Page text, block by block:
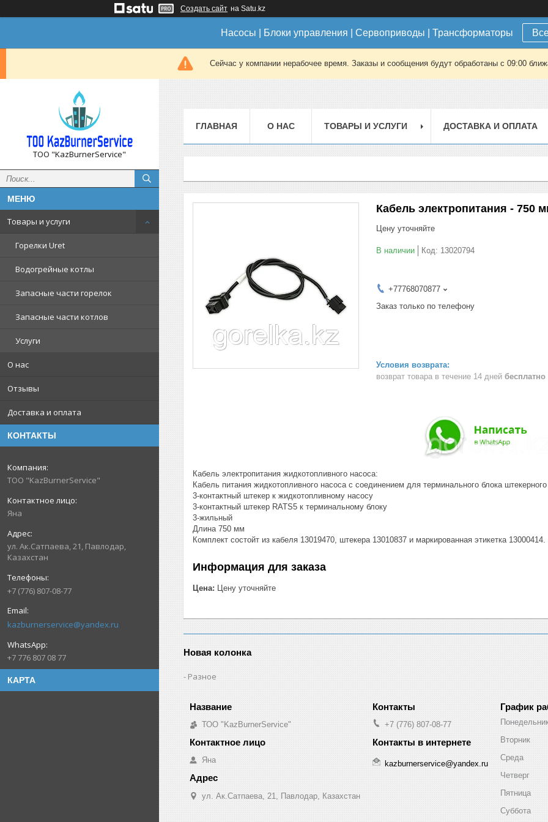
Создать сайт на Satu.kz
Насосы | Блоки управления | Сервоприводы | Трансформаторы
Сейчас у компании нерабочее время. Заказы и сообщения будут обработаны с 09:00
ТОО "KazBurnerService"
Товары и услуги
Горелки Uret
Водогрейные котлы
Запасные части горелок
Запасные части котлов
Услуги
О нас
Отзывы
Доставка и оплата
КОНТАКТЫ
ТОО "KazBurnerService"
Яна
ул. Ак.Сатпаева, 21, Павлодар,
Казахстан
+7 (776) 807-08-77
kazburnerservice@yandex.ru
+7 776 807 08 77
КАРТА
ГЛАВНАЯ О НАС ТОВАРЫ И УСЛУГИ ДОСТАВКА И ОПЛАТА
Кабель электропитания - 750
Цену уточняйте
В наличии Код: 13020794
+77768070877
Заказ только по телефону
возврат товара в течение 14 дней бесплатно
Кабель электропитания жидкотопливного насоса:
Кабель питания жидкотопливного насоса с соединением для терминального блока
3-контактный штекер к жидкотопливному насосу
3-контактный штекер RATS5 к терминальному блоку
3-жильный
Длина 750 мм
Комплект состойт из кабеля 13019470, штекера 13010837 и маркированная этикетка 13000414.
Информация для заказа
Цена: Цену уточняйте
Новая колонка
Разное
ТОО "KazBurnerService"
Яна
ул. Ак.Сатпаева, 21, Павлодар, Казахстан
+7 (776) 807-08-77
kazburnerservice@yandex.ru
График
Вторник
Среда
Четверг
Пятница
Суббота